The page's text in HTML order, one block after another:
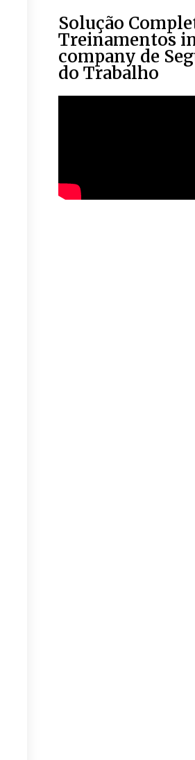
Solução
Treinamentos
company de
do Trabalho